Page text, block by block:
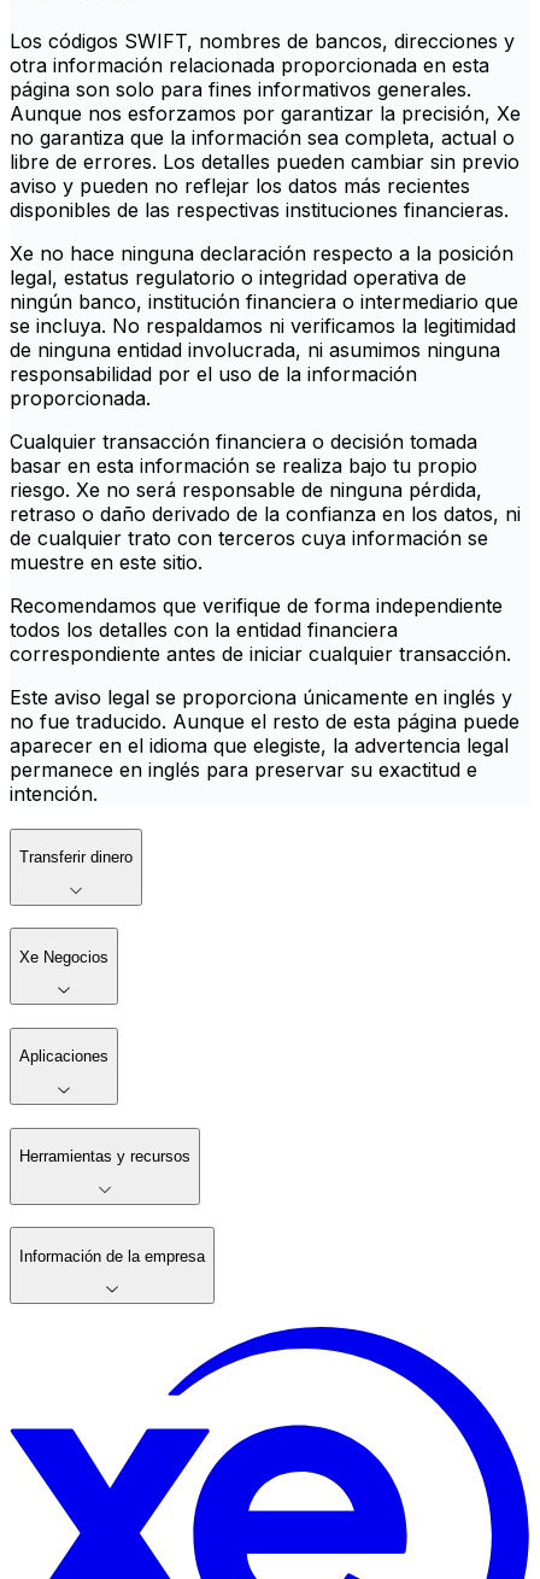
Los códigos SWIFT, nombres de bancos, direcciones y
otra información relacionada proporcionada en esta
página son solo para fines informativos generales.
Aunque nos esforzamos por garantizar la precisión, Xe
no garantiza que la información sea completa, actual o
libre de errores. Los detalles pueden cambiar sin previo
aviso y pueden no reflejar los datos más recientes
disponibles de las respectivas instituciones financieras.
Xe no hace ninguna declaración respecto a la posición
legal, estatus regulatorio o integridad operativa de
ningún banco, institución financiera o intermediario que
se incluya. No respaldamos ni verificamos la legitimidad
de ninguna entidad involucrada, ni asumimos ninguna
responsabilidad por el uso de la información
proporcionada.
Cualquier transacción financiera o decisión tomada
basar en esta información se realiza bajo tu propio
riesgo. Xe no será responsable de ninguna pérdida,
retraso o daño derivado de la confianza en los datos, ni
de cualquier trato con terceros cuya información se
muestre en este sitio.
Recomendamos que verifique de forma independiente
todos los detalles con la entidad financiera
correspondiente antes de iniciar cualquier transacción.
Este aviso legal se proporciona únicamente en inglés y
no fue traducido. Aunque el resto de esta página puede
aparecer en el idioma que elegiste, la advertencia legal
permanece en inglés para preservar su exactitud e
intención.
Transferir dinero
Xe Negocios
Aplicaciones
Herramientas y recursos
Información de la empresa